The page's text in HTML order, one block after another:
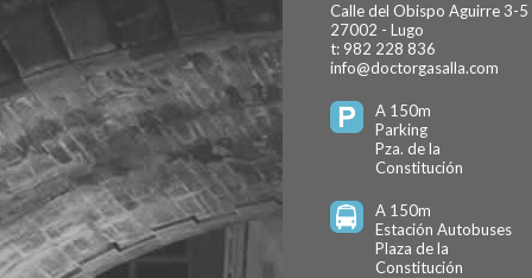
Calle del Obispo Aguirre 3-5
27002 - Lugo
t: 982 228 836
info@doctorgasalla.com
A 150m
Parking
Pza. de la
Constitución
A 150m
Estación Autobuses
Plaza de la
Constitución